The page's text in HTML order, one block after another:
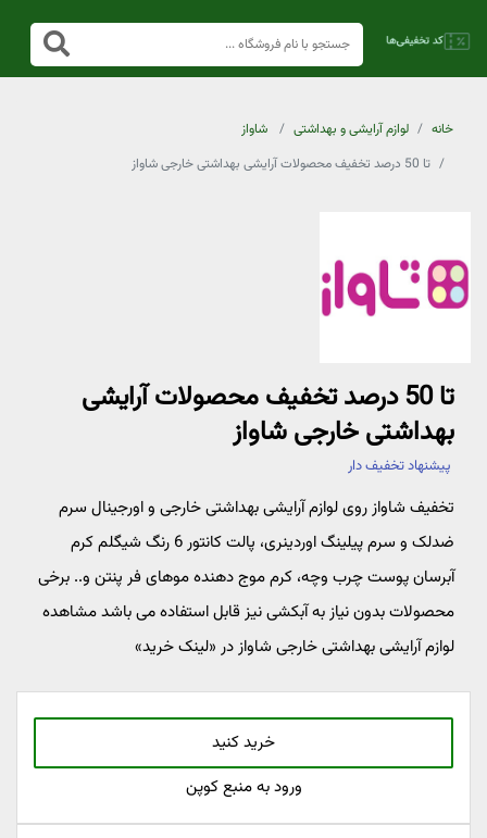
خانه لوازم آرایشی و بهداشتی
شاواز
تا 50 درصد تخفیف محصولات آرایشی بهداشتی خارجی شاواز
تا 50 درصد تخفیف محصولات آرایشی
بهداشتی خارجی شاواز
پیشنهاد تخفیف دار
تخفیف شاواز روی لوازم آرایشی بهداشتی خارجی و اورجینال سرم
ضدلک و سرم پیلینگ اوردینری، پالت کانتور 6 رنگ شیگلم کرم
آبرسان پوست چرب وچه، کرم موج دهنده موهای فر پنتن و.. برخی
محصولات بدون نیاز به آبکشی نیز قابل استفاده می باشد مشاهده
لوازم آرایشی بهداشتی خارجی شاواز در «لینک خرید»
خرید کنید
ورود به منبع کوپن